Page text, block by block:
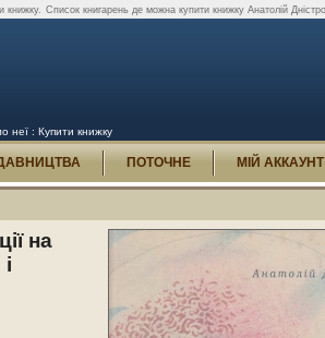
книжку. Список книгарень де можна купити книжку Анатолій
неї : Купити книжку
ПОТОЧНЕ МІЙ АККАУНТ
на